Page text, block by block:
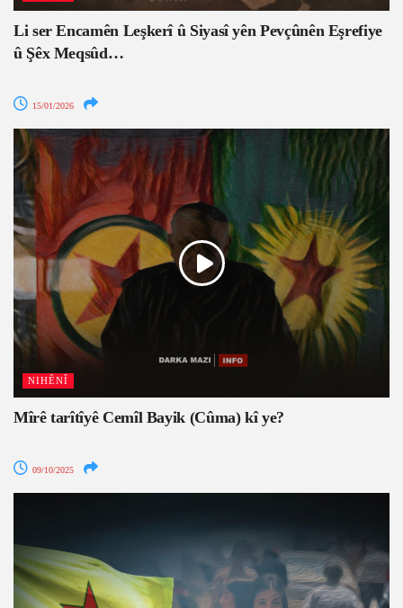
Li ser Encamên Leşkerî û Siyasî yên Pevçûnên Eşrefiye
û Şêx Meqsûd…
15/01/2026
NIHÊNÎ
Mîrê tarîtîyê Cemîl Bayik (Cûma) kî ye?
09/10/2025